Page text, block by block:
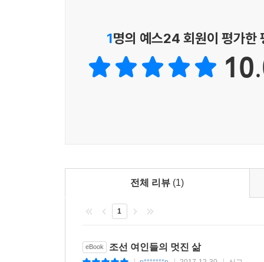
금강에 가을비 내려 붉은 명정 적시니
--- 빗속의 꽃상여는 구슬프게 떠나가고 中에서
1명의 예스24 회원이 평가한
전체 리뷰 (1)
1
eBook 조선 여인들의 멋진 삶